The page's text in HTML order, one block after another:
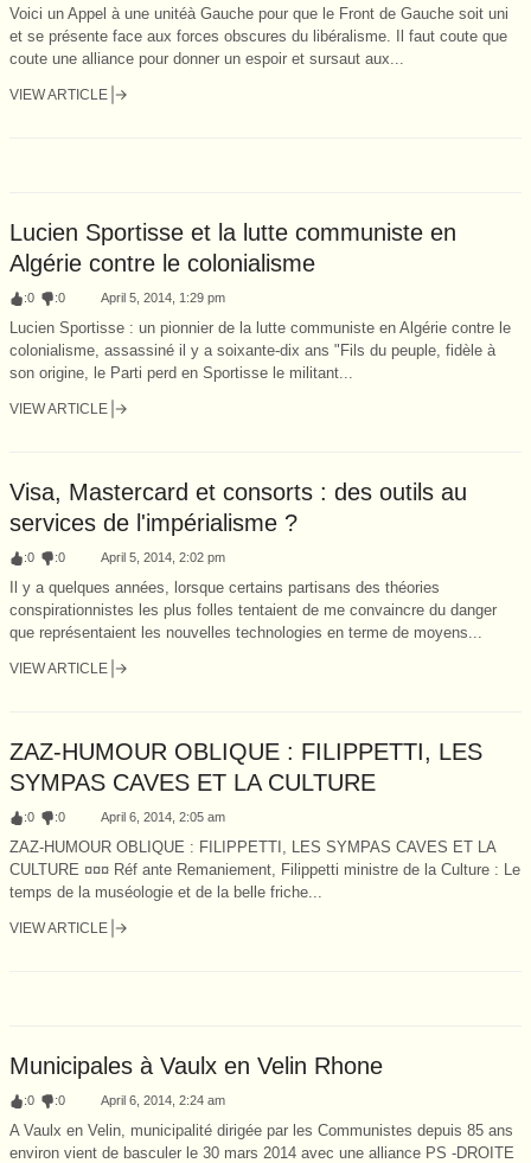
Voici un Appel à une unitéà Gauche pour que le Front de Gauche soit uni
et se présente face aux forces obscures du libéralisme. Il faut coute que
coute une alliance pour donner un espoir et sursaut aux...
VIEW ARTICLE
Lucien Sportisse et la lutte communiste en
Algérie contre le colonialisme
:0 :0 April 5, 2014, 1:29 pm
Lucien Sportisse : un pionnier de la lutte communiste en Algérie contre le
colonialisme, assassiné il y a soixante-dix ans "Fils du peuple, fidèle à
son origine, le Parti perd en Sportisse le militant...
VIEW ARTICLE
Visa, Mastercard et consorts : des outils au
services de l'impérialisme ?
:0 :0 April 5, 2014, 2:02 pm
Il y a quelques années, lorsque certains partisans des théories
conspirationnistes les plus folles tentaient de me convaincre du danger
que représentaient les nouvelles technologies en terme de moyens...
VIEW ARTICLE
ZAZ-HUMOUR OBLIQUE : FILIPPETTI, LES
SYMPAS CAVES ET LA CULTURE
:0 :0 April 6, 2014, 2:05 am
ZAZ-HUMOUR OBLIQUE : FILIPPETTI, LES SYMPAS CAVES ET LA
CULTURE ¤¤¤ Réf ante Remaniement, Filippetti ministre de la Culture : Le
temps de la muséologie et de la belle friche...
VIEW ARTICLE
Municipales à Vaulx en Velin Rhone
:0 :0 April 6, 2014, 2:24 am
A Vaulx en Velin, municipalité dirigée par les Communistes depuis 85 ans
environ vient de basculer le 30 mars 2014 avec une alliance PS -DROITE